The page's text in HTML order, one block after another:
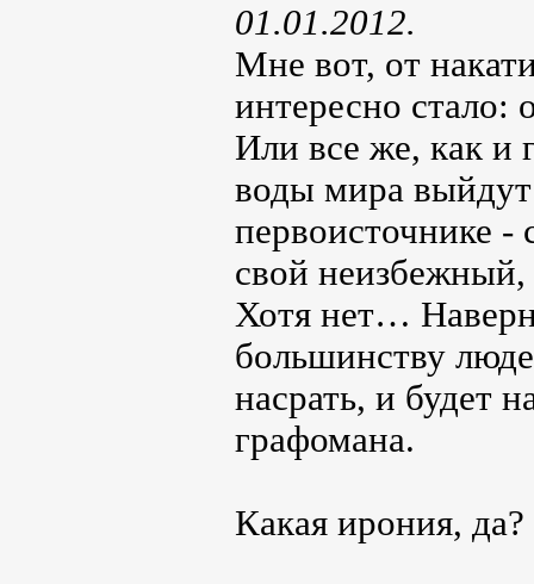
01.01.2012.
Мне вот, от
интересно стало:
Или все же, как и
воды мира выйдут
первоисточнике -
свой
Хотя нет…
большинству
насрать, и будет
графомана.
Какая ирония, да?